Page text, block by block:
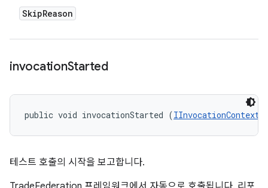
SkipReason
invocationStarted
public void invocationStarted (IInvocationContext
테스트 호출의 시작을 보고합니다.